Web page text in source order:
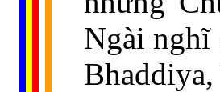
Ngài nghĩ